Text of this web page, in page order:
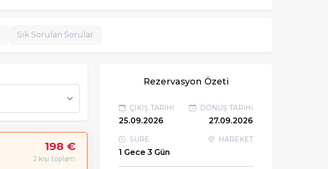
Sık Sorulan Sorular
198 €
2 kişi toplam
Rezervasyon Özeti
ÇIKIŞ TARIHI
25.09.2026
DÖNÜŞ TARIHI
27.09.2026
SÜRE
1 Gece 3 Gün
HAREKET